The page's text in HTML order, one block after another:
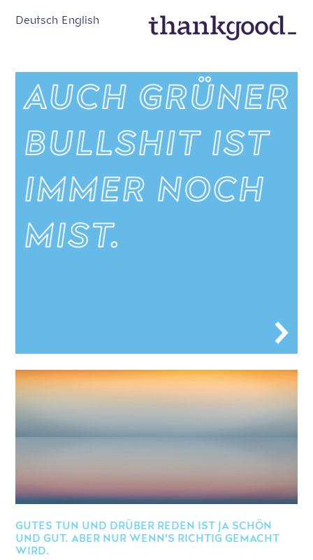
Deutsch English
GUTES TUN UND DRÜBER REDEN IST JA SCHÖN
UND GUT. ABER NUR WENN'S RICHTIG GEMACHT
WIRD.